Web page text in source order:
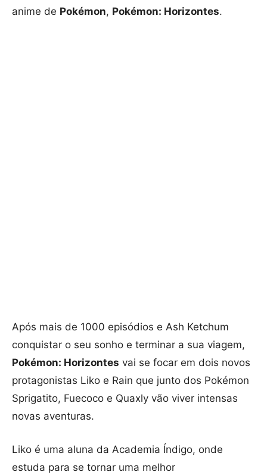
anime de Pokémon, Pokémon: Horizontes.
Após mais de 1000 episódios e Ash Ketchum
conquistar o seu sonho e terminar a sua viagem,
Pokémon: Horizontes vai se focar em dois novos
protagonistas Liko e Rain que junto dos Pokémon
Sprigatito, Fuecoco e Quaxly vão viver intensas
novas aventuras.
Liko é uma aluna da Academia Índigo, onde
estuda para se tornar uma melhor